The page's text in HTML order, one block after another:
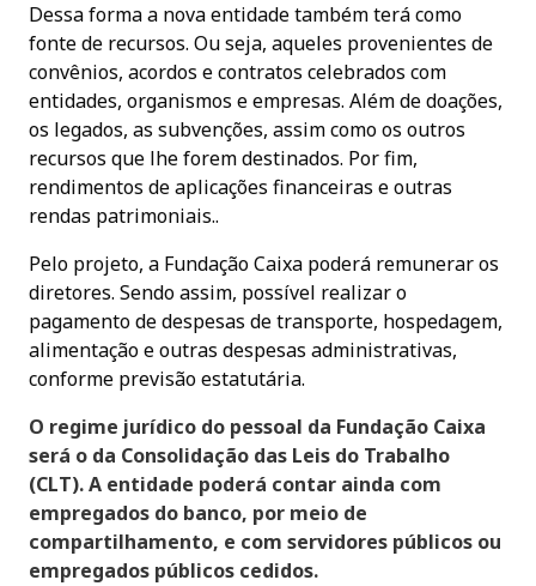
Dessa forma a nova entidade também terá como
fonte de recursos. Ou seja, aqueles provenientes de
convênios, acordos e contratos celebrados com
entidades, organismos e empresas. Além de doações,
os legados, as subvenções, assim como os outros
recursos que lhe forem destinados. Por fim,
rendimentos de aplicações financeiras e outras
rendas patrimoniais..
Pelo projeto, a Fundação Caixa poderá remunerar os
diretores. Sendo assim, possível realizar o
pagamento de despesas de transporte, hospedagem,
alimentação e outras despesas administrativas,
conforme previsão estatutária.
O regime jurídico do pessoal da Fundação Caixa
será o da Consolidação das Leis do Trabalho
(CLT). A entidade poderá contar ainda com
empregados do banco, por meio de
compartilhamento, e com servidores públicos ou
empregados públicos cedidos.